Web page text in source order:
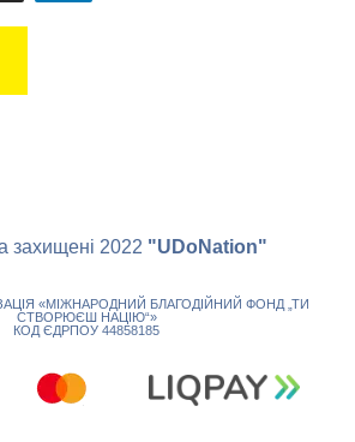
захищені 2022 "UDoNation"
«МІЖНАРОДНИЙ БЛАГОДІЙНИЙ ФОНД „ТИ
СТВОРЮЄШ НАЦІЮ“»
КОД ЄДРПОУ 44858185